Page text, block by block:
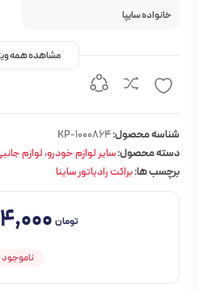
خانواده سایپا
مشاهده همه
شناسه محصول:KP-1000864
دسته محصول:سایر لوازم خودرو،لوازم
برچسب ها:براکت رادیاتور ساینا
تومان
ناموجود